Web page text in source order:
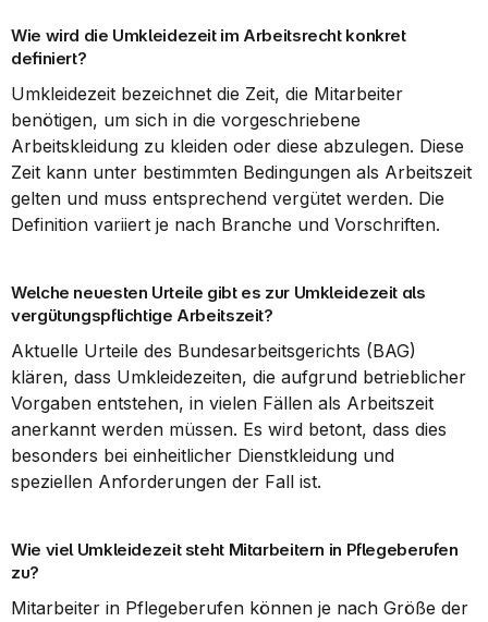
Wie wird die Umkleidezeit im Arbeitsrecht konkret
definiert?
Umkleidezeit bezeichnet die Zeit, die Mitarbeiter
benötigen, um sich in die vorgeschriebene
Arbeitskleidung zu kleiden oder diese abzulegen. Diese
Zeit kann unter bestimmten Bedingungen als Arbeitszeit
gelten und muss entsprechend vergütet werden. Die
Definition variiert je nach Branche und Vorschriften.
Welche neuesten Urteile gibt es zur Umkleidezeit als
vergütungspflichtige Arbeitszeit?
Aktuelle Urteile des Bundesarbeitsgerichts (BAG)
klären, dass Umkleidezeiten, die aufgrund betrieblicher
Vorgaben entstehen, in vielen Fällen als Arbeitszeit
anerkannt werden müssen. Es wird betont, dass dies
besonders bei einheitlicher Dienstkleidung und
speziellen Anforderungen der Fall ist.
Wie viel Umkleidezeit steht Mitarbeitern in Pflegeberufen
zu?
Mitarbeiter in Pflegeberufen können je nach Größe der